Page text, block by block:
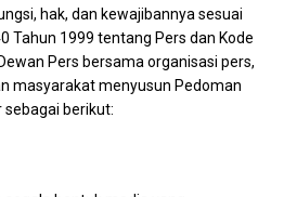
hak, dan kewajibannya sesuai
Tahun 1999 tentang Pers dan Kode
Pers bersama organisasi pers,
masyarakat menyusun Pedoman
sebagai berikut: